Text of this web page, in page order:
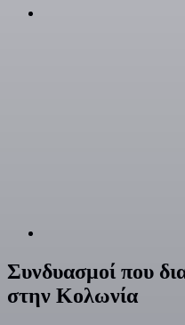
Συνδυασμοί που
στην Κολωνία